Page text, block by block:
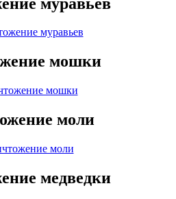
мошки
моли
медведки